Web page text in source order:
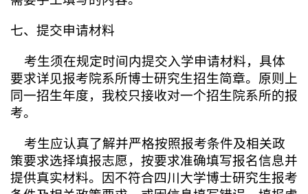
七、提交申请材料
考生须在规定时间内提交入学申请材料，具体
要求详见报考院系所博士研究生招生简章。原则上
同一招生年度，我校只接收对一个招生院系所的报
考。
考生应认真了解并严格按照报考条件及相关政
策要求选择填报志愿，按要求准确填写报名信息并
提供真实材料。因不符合四川大学博士研究生报考